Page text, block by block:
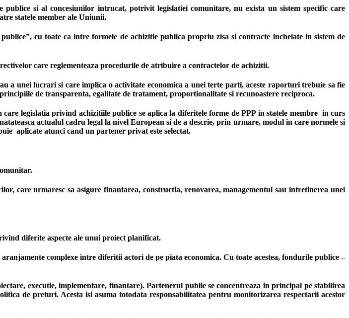
si al concesiunilor intrucat, potrivit legislatiei comunitare, nu exista un sistem specific care
statele member ale Uniunii.
cu toate ca intre formele de achizitie publica propriu zisa si contracte incheiate in sistem de
care reglementeaza procedurile de atribuire a contractelor de achizitii.
a unei lucrari si care implica o activitate economica a unei terte parti, aceste raporturi trebuie sa fie
de transparenta, egalitate de tratament, proportionalitate si recunoastere reciproca.
legislatia privind achizitiile publice se aplica la diferitele forme de PPP in statele membre in curs
actualul cadru legal la nivel European si de a descrie, prin urmare, modul in care normele si
aplicate atunci cand un partener privat este selectat.
care urmaresc sa asigure finantarea, constructia, renovarea, managementul sau intretinerea unei
diferite aspecte ale unui proiect planificat.
complexe intre diferitii actori de pe piata economica. Cu toate acestea, fondurile publice –
executie, implementare, finantare). Partenerul publie se concentreaza in principal pe stabilirea
de preturi. Acesta isi asuma totodata responsabilitatea pentru monitorizarea respectarii acestor